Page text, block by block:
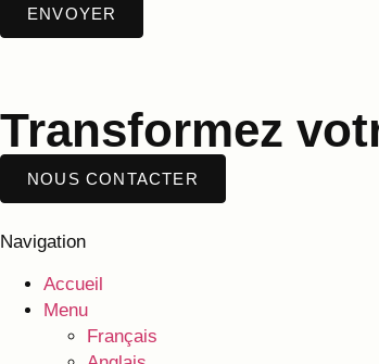
Transformez
NOUS CONTACTER
Navigation
Accueil
Menu
Français